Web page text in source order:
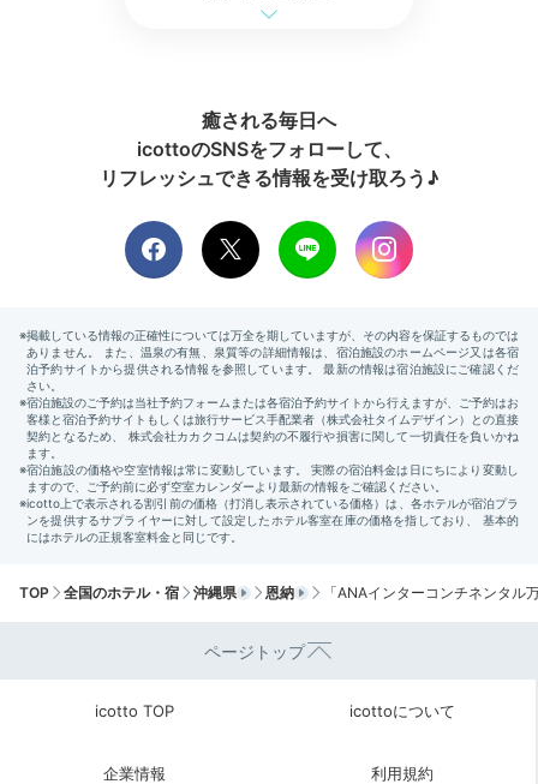
朝食は「アクアベル」でビュッフェを。サラダ、スー
ます。デニッシュやクロワッサンを始め、焼きたてパン
も豊富。クラブラウンジのフレンチトーストも美味！
クラブラウンジで朝食。その日はビュッフェもいただき
ながら、長寿弁当という沖縄ならではのご飯も！焼きた
ての黒糖フレンチトーストも最高。
+2
Check-out
後ろ髪を引かれながら
癒される毎日へ
icottoのSNSをフォローして、
リフレッシュできる情報を受け取ろう♪
TOP 全国のホテル・宿 沖縄県 恩納 「ANAインターコンチネンタル
ページトップ
icotto TOP icottoについて
企業情報 利用規約